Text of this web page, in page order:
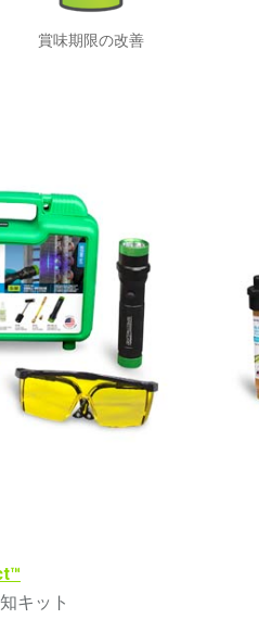
賞味期限の改善
キット